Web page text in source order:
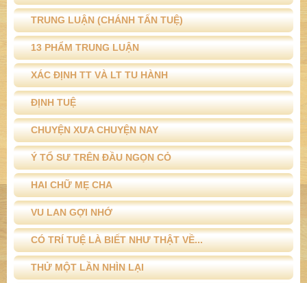
TRUNG LUẬN (CHÁNH TẤN TUỆ)
13 PHẨM TRUNG LUẬN
XÁC ĐỊNH TT VÀ LT TU HÀNH
ĐỊNH TUỆ
CHUYỆN XƯA CHUYỆN NAY
Ý TỔ SƯ TRÊN ĐẦU NGỌN CỎ
HAI CHỮ MẸ CHA
VU LAN GỢI NHỚ
CÓ TRÍ TUỆ LÀ BIẾT NHƯ THẬT VỀ...
THỬ MỘT LẦN NHÌN LẠI